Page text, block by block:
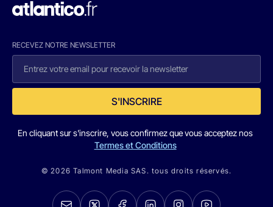
RECEVEZ NOTRE NEWSLETTER
S'INSCRIRE
En cliquant sur s'inscrire, vous confirmez que vous acceptez nos
Termes et Conditions
© 2026 Talmont Media SAS. tous droits réservés.